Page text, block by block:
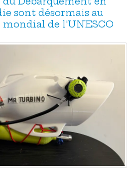
sont désormais au
de l'UNESCO